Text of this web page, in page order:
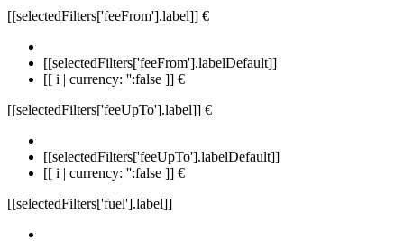
[[selectedFilters['feeFrom'].label]] €
[[selectedFilters['feeFrom'].labelDefault]]
[[ i | currency: '':false ]] €
[[selectedFilters['feeUpTo'].label]] €
[[selectedFilters['feeUpTo'].labelDefault]]
[[ i | currency: '':false ]] €
[[selectedFilters['fuel'].label]]